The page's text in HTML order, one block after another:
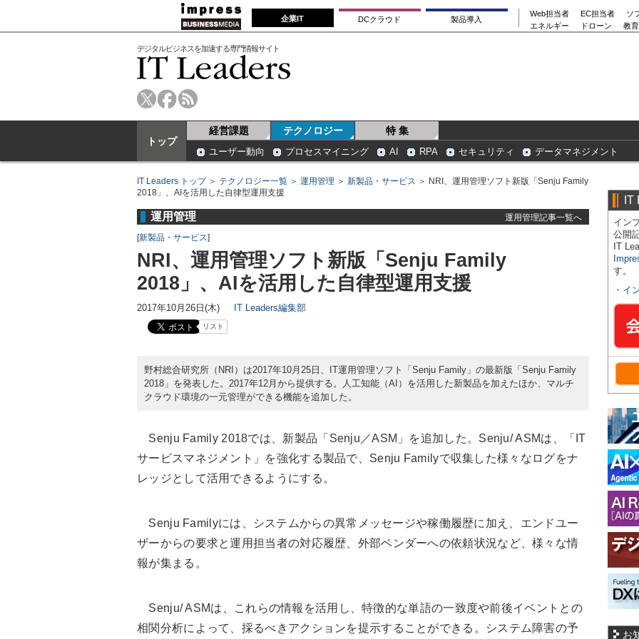
企業IT DCクラウド 製品導入
Web担当者 EC担当者
ソ
エネルギー
ドローン 教
デジタルビジネスを加速する専門情報サイト
トップ
経営課題 テクノロジー 特 集
ユーザー動向 プロセスマイニング AI RPA セキュリティ データマネジメント
IT Leaders トップ＞ テクノロジー一覧 ＞ 運用管理 ＞ 新製品・サービス ＞ NRI、運用管理ソフト新版「Senju Family
2018」、AIを活用した自律型運用支援
運用管理
運用管理記事一覧へ
[新製品・サービス]
NRI、運用管理ソフト新版「Senju Family
2018」、AIを活用した自律型運用支援
2017年10月26日(木) IT Leaders編集部
リスト
野村総合研究所（NRI）は2017年10月25日、IT運用管理ソフト「Senju Family」の最新版「Senju Family
2018」を発表した。2017年12月から提供する。人工知能（AI）を活用した新製品を加えたほか、マルチ
クラウド環境の一元管理ができる機能を追加した。
Senju Family 2018では、新製品「Senju／ASM」を追加した。Senju/ ASMは、「IT
サービスマネジメント」を強化する製品で、Senju Familyで収集した様々なログをナ
レッジとして活用できるようにする。
Senju Familyには、システムからの異常メッセージや稼働履歴に加え、エンドユー
ザーからの要求と運用担当者の対応履歴、外部ベンダーへの依頼状況など、様々な情
報が集まる。
Senju/ ASMは、これらの情報を活用し、特徴的な単語の一致度や前後イベントとの
相関分析によって、採るべきアクションを提示することができる。システム障害の予
IT
イン
公開
IT
す。
・ イ
お